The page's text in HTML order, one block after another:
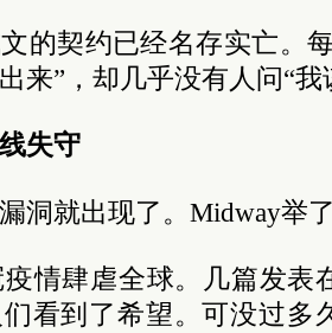
的契约已经名存实亡。
来”，却几乎没有人问“
失守
洞就出现了。Midway举
疫情肆虐全球。几篇发表
看到了希望。可没过多